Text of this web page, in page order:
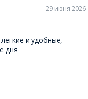
29 июня 2026
и удобные,
дня